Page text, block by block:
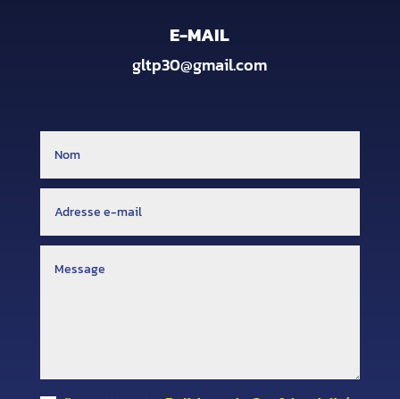
E-MAIL
gltp30@gmail.com